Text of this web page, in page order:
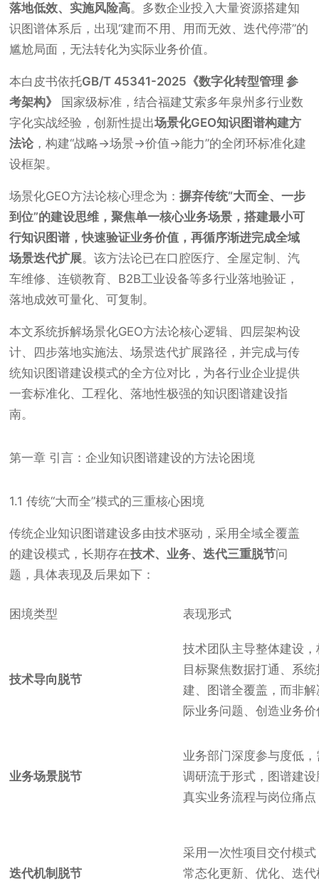
落地低效、实施风险高。多数企业投入大量资源搭建知
识图谱体系后，出现“建而不用、用而无效、迭代停滞”的
尴尬局面，无法转化为实际业务价值。
本白皮书依托GB/T 45341-2025《数字化转型管理 参
考架构》
国家级标准，结合福建艾索多年泉州多行业数
字化实战经验，创新性提出场景化GEO知识图谱构建方
法论，构建“战略→场景→价值→能力”的全闭环标准化建
设框架。
场景化GEO方法论核心理念为：摒弃传统“大而全、一步
到位”的建设思维，聚焦单一核心业务场景，搭建最小可
行知识图谱，快速验证业务价值，再循序渐进完成全域
场景迭代扩展。该方法论已在口腔医疗、全屋定制、汽
车维修、连锁教育、B2B工业设备等多行业落地验证，
落地成效可量化、可复制。
本文系统拆解场景化GEO方法论核心逻辑、四层架构设
计、四步落地实施法、场景迭代扩展路径，并完成与传
统知识图谱建设模式的全方位对比，为各行业企业提供
一套标准化、工程化、落地性极强的知识图谱建设指
南。
第一章 引言：企业知识图谱建设的方法论困境
1.1 传统“大而全”模式的三重核心困境
传统企业知识图谱建设多由技术驱动，采用全域全覆盖
的建设模式，长期存在技术、业务、迭代三重脱节问
题，具体表现及后果如下：
困境类型 表现形式
技术导向脱节
技术团队主导整体建设
目标聚焦数据打通、系统
建、图谱全覆盖，而非
际业务问题、创造业务价
业务场景脱节
业务部门深度参与度低
调研流于形式，图谱建
真实业务流程与岗位痛点
迭代机制脱节
采用一次性项目交付模
常态化更新、优化、迭代